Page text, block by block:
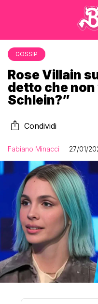
GOSSIP
Rose Villain
detto che
Schlein?”
Condividi
Fabiano Minacci 27/01/